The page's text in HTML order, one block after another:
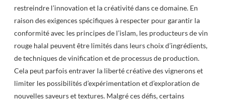
restreindre l’innovation et la créativité dans ce domaine. En
raison des exigences spécifiques à respecter pour garantir la
conformité avec les principes de l’islam, les producteurs de vin
rouge halal peuvent être limités dans leurs choix d’ingrédients,
de techniques de vinification et de processus de production.
Cela peut parfois entraver la liberté créative des vignerons et
limiter les possibilités d’expérimentation et d’exploration de
nouvelles saveurs et textures. Malgré ces défis, certains